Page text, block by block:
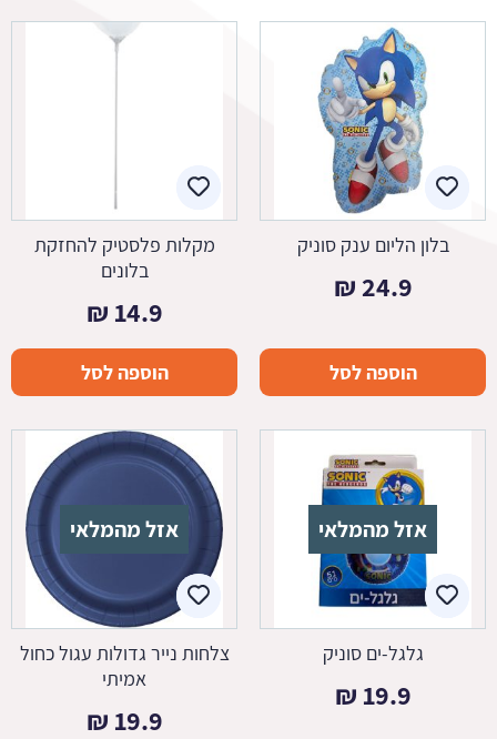
בלון הליום ענק סוניק
24.9
₪
הוספה לסל
מקלות פלסטיק להחזקת
בלונים
14.9
₪
הוספה לסל
אזל מהמלאי
גלגל-ים סוניק
19.9
₪
אזל מהמלאי
צלחות נייר גדולות עגול כחול
אמיתי
19.9
₪